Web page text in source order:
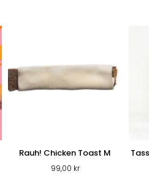
Rauh! Chicken Toast M
99,00 kr